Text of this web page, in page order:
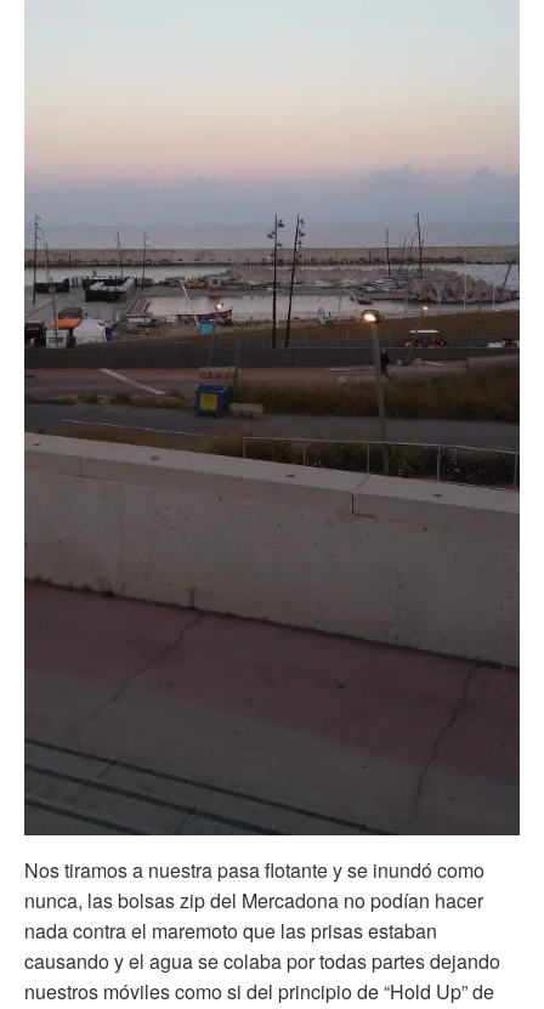
Nos tiramos a nuestra pasa flotante y se inundó como
nunca, las bolsas zip del Mercadona no podían hacer
nada contra el maremoto que las prisas estaban
causando y el agua se colaba por todas partes dejando
nuestros móviles como si del principio de “Hold Up” de